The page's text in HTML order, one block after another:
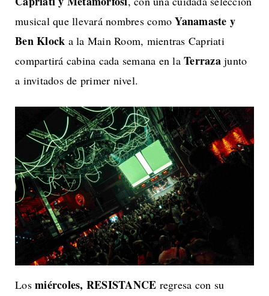
musical que llevará nombres comoYanamaste y
Ben Klock a la Main Room, mientras Capriati
compartirá cabina cada semana en laTerrazajunto
a invitados de primer nivel.
Los miércoles, RESISTANCE regresa con su